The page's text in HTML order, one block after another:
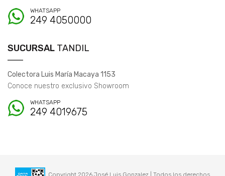
WHATSAPP
249 4050000
SUCURSAL TANDIL
Colectora Luis María Macaya 1153
Conoce nuestro exclusivo Showroom
WHATSAPP
249 4019675
Copyright 2026 José Luis Gonzalez | Todos los derechos